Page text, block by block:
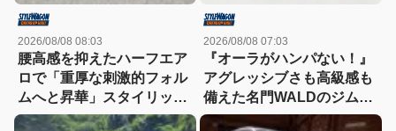
2026/08/08 08:03
腰高感を抑えたハーフエア
ロで「重厚な刺激的フォル
ムへと昇華」スタイリッシ
ュなエステートを構築
2026/08/08 07:03
『オーラがハンパない！』
アグレッシブさも高級感も
備えた名門WALDのジムニ
ーノマド用ボディキット